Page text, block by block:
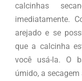
calcinhas
imediatamente.
arejado e se
que a calcinha
você usá-la. O
úmido, a